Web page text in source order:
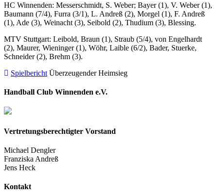
HC Winnenden: Messerschmidt, S. Weber; Bayer (1), V. Weber (1),
Baumann (7/4), Furra (3/1), L. Andreß (2), Morgel (1), F. Andreß
(1), Ade (3), Weinacht (3), Seibold (2), Thudium (3), Blessing.
MTV Stuttgart: Leibold, Braun (1), Straub (5/4), von Engelhardt
(2), Maurer, Wieninger (1), Wöhr, Laible (6/2), Bader, Stuerke,
Schneider (2), Brehm (3).
Spielbericht Überzeugender Heimsieg
Handball Club Winnenden e.V.
Vertretungsberechtigter Vorstand
Michael Dengler
Franziska Andreß
Jens Heck
Kontakt